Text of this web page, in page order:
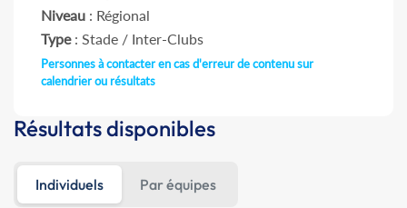
Niveau : Régional
Type: Stade / Inter-Clubs
Personnes à contacter en cas d'erreur de contenu sur
calendrier ou résultats
Résultats disponibles
Individuels Par équipes